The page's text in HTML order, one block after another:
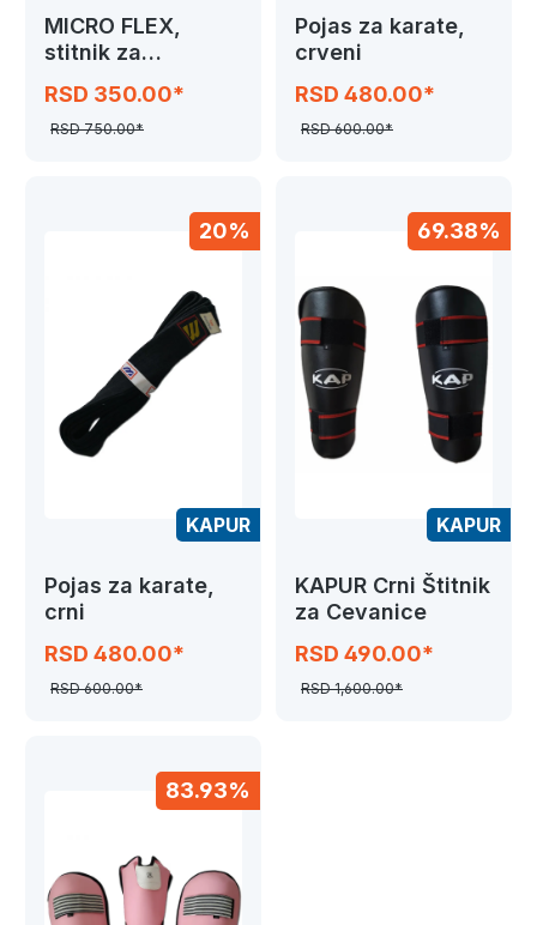
MICRO FLEX,
stitnik za
RSD 350.00*
RSD 750.00*
Pojas za karate,
crveni
RSD 480.00*
RSD 600.00*
20%
KAPUR
Pojas za karate,
crni
RSD 480.00*
RSD 600.00*
69.38%
KAPUR
KAPUR Crni Štitnik
za Cevanice
RSD 490.00*
RSD 1,600.00*
83.93%